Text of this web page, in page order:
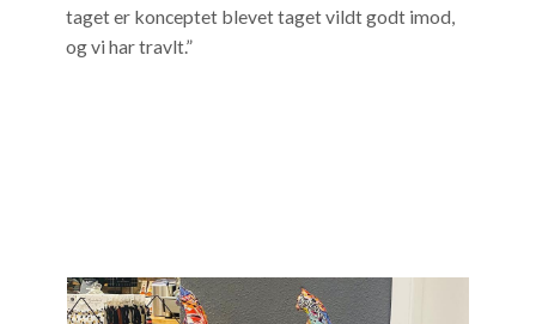
taget er konceptet blevet taget vildt godt imod,
og vi har travlt.”